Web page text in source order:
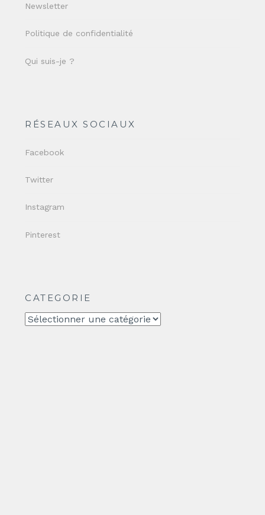
Newsletter
Politique de confidentialité
Qui suis-je ?
RÉSEAUX SOCIAUX
Facebook
Twitter
Instagram
Pinterest
CATEGORIE
CATEGORIE